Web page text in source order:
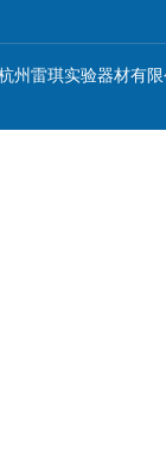
州雷琪实验器材有